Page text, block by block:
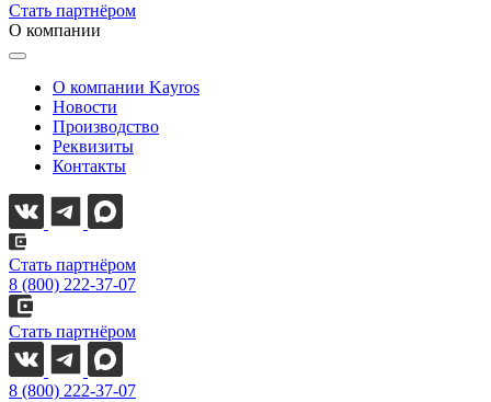
Стать партнёром
О компании
О компании Kayros
Новости
Производство
Реквизиты
Контакты
Стать партнёром
8 (800) 222-37-07
Стать партнёром
8 (800) 222-37-07